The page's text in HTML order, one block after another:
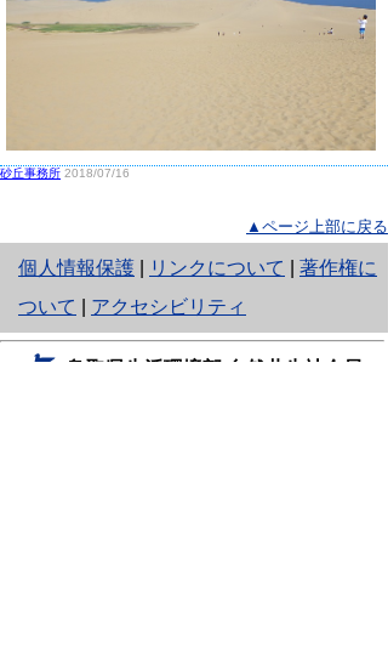
砂丘事務所 2018/07/16
▲ページ上部に戻る
個人情報保護
と
り
ネ
リンクについて
著作権に
ついて
アクセシビリティ
鳥取県生活環境部 自然共生社会局